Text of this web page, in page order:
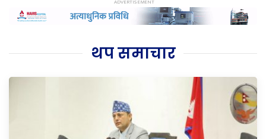
थप समाचार